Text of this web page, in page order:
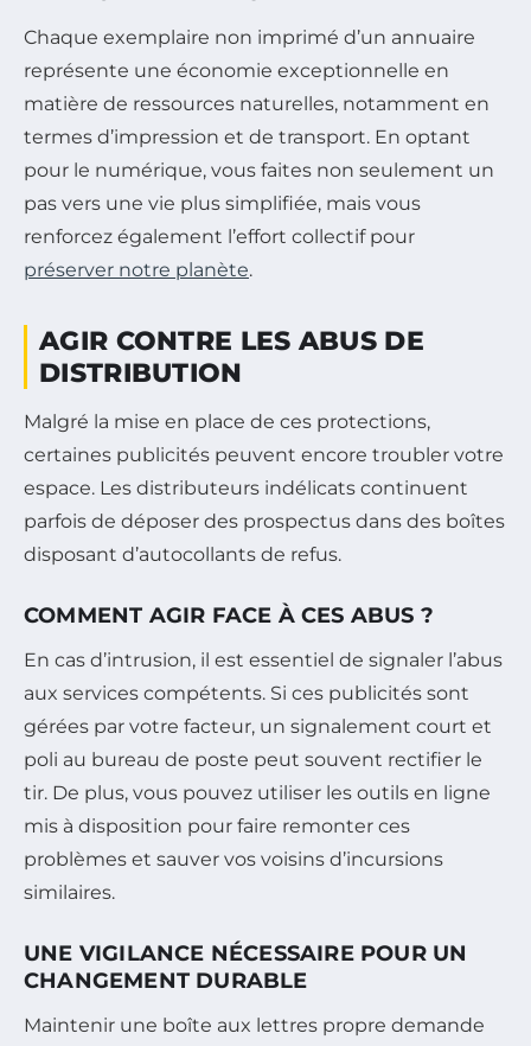
Chaque exemplaire non imprimé d’un annuaire
représente une économie exceptionnelle en
matière de ressources naturelles, notamment en
termes d’impression et de transport. En optant
pour le numérique, vous faites non seulement un
pas vers une vie plus simplifiée, mais vous
renforcez également l’effort collectif pour
préserver notre planète.
AGIR CONTRE LES ABUS DE
DISTRIBUTION
Malgré la mise en place de ces protections,
certaines publicités peuvent encore troubler votre
espace. Les distributeurs indélicats continuent
parfois de déposer des prospectus dans des boîtes
disposant d’autocollants de refus.
COMMENT AGIR FACE À CES ABUS ?
En cas d’intrusion, il est essentiel de signaler l’abus
aux services compétents. Si ces publicités sont
gérées par votre facteur, un signalement court et
poli au bureau de poste peut souvent rectifier le
tir. De plus, vous pouvez utiliser les outils en ligne
mis à disposition pour faire remonter ces
problèmes et sauver vos voisins d’incursions
similaires.
UNE VIGILANCE NÉCESSAIRE POUR UN
CHANGEMENT DURABLE
Maintenir une boîte aux lettres propre demande